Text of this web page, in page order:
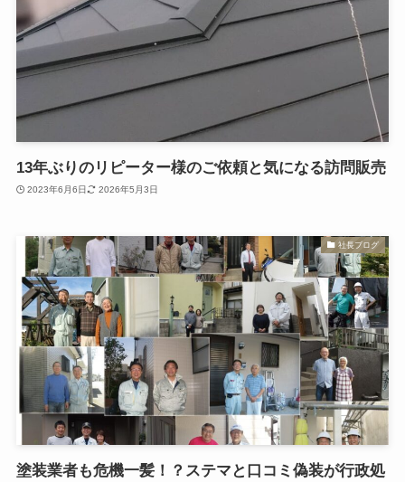
13年ぶりのリピーター様のご依頼と気になる訪問販売
2023年6月6日 2026年5月3日
社長ブログ
塗装業者も危機一髪！？ステマと口コミ偽装が行政処